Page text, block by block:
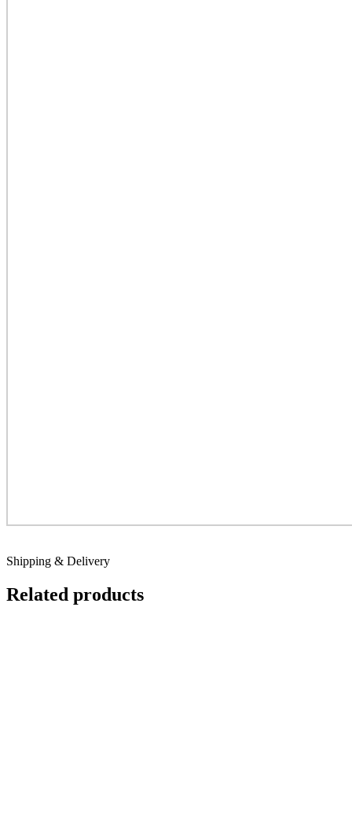
Shipping & Delivery
Related products